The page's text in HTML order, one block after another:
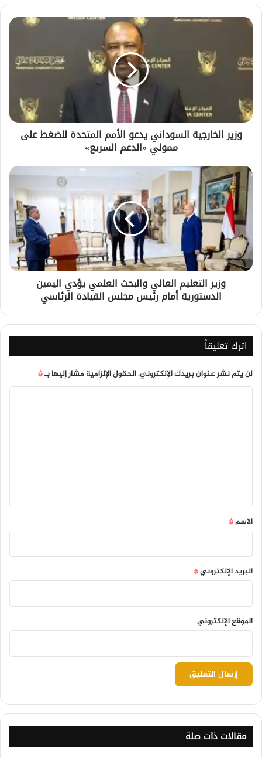
وزير
يدعو
الأمم
للضغط
على
ممولي
«الدعم
وزير الخارجية السوداني يدعو الأمم المتحدة للضغط على
ممولي «الدعم السريع»
وزير
التعليم
العالي
والبحث
العلمي
يؤدي
اليمين
الدستورية
أمام
الرئاسي
وزير التعليم العالي والبحث العلمي يؤدي اليمين
الدستورية أمام رئيس مجلس القيادة الرئاسي
اترك تعليقاً
لن يتم نشر عنوان بريدك الإلكتروني.الحقول الإلزامية مشار إليها بـ*
*
الاسم*
البريد الإلكتروني*
الموقع الإلكتروني
مقالات ذات صلة